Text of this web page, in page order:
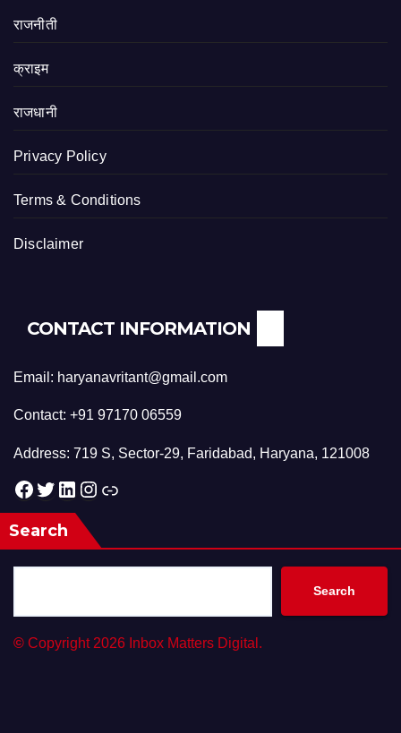
राजनीती
क्राइम
राजधानी
Privacy Policy
Terms & Conditions
Disclaimer
CONTACT INFORMATION
Email: haryanavritant@gmail.com
Contact: +91 97170 06559
Address: 719 S, Sector-29, Faridabad, Haryana, 121008
Facebook Twitter LinkedIn Instagram Link
Search
Search
© Copyright 2026 Inbox Matters Digital.